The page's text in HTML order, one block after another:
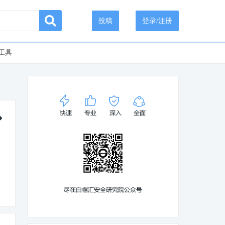
登录/注册
投稿
具